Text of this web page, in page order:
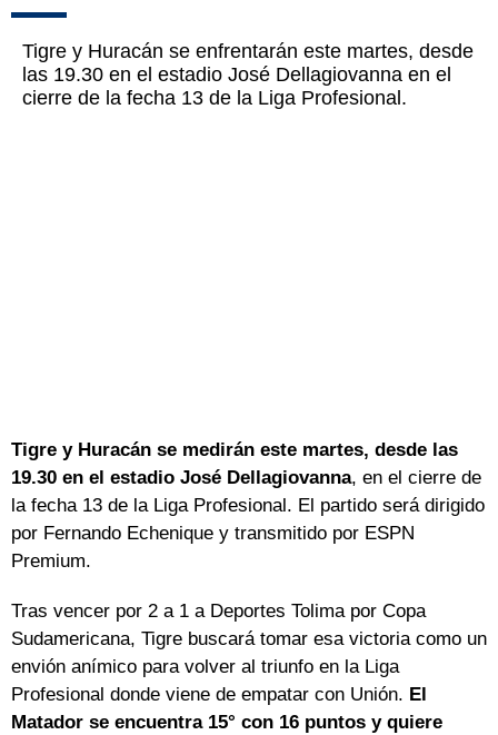
Tigre y Huracán se enfrentarán este martes, desde
las 19.30 en el estadio José Dellagiovanna en el
cierre de la fecha 13 de la Liga Profesional.
Tigre y Huracán se medirán este martes, desde las
19.30 en el estadio José Dellagiovanna, en el cierre de
la fecha 13 de la Liga Profesional. El partido será dirigido
por Fernando Echenique y transmitido por ESPN
Premium.
Tras vencer por 2 a 1 a Deportes Tolima por Copa
Sudamericana, Tigre buscará tomar esa victoria como un
envión anímico para volver al triunfo en la Liga
Profesional donde viene de empatar con Unión. El
Matador se encuentra 15° con 16 puntos y quiere